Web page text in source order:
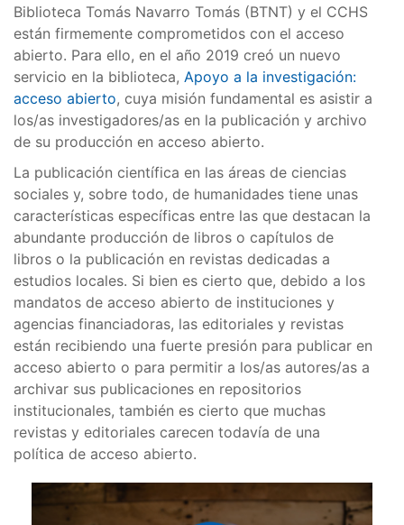
Biblioteca Tomás Navarro Tomás (BTNT) y el CCHS
están firmemente comprometidos con el acceso
abierto. Para ello, en el año 2019 creó un nuevo
servicio en la biblioteca, Apoyo a la investigación:
acceso abierto, cuya misión fundamental es asistir a
los/as investigadores/as en la publicación y archivo
de su producción en acceso abierto.
La publicación científica en las áreas de ciencias
sociales y, sobre todo, de humanidades tiene unas
características específicas entre las que destacan la
abundante producción de libros o capítulos de
libros o la publicación en revistas dedicadas a
estudios locales. Si bien es cierto que, debido a los
mandatos de acceso abierto de instituciones y
agencias financiadoras, las editoriales y revistas
están recibiendo una fuerte presión para publicar en
acceso abierto o para permitir a los/as autores/as a
archivar sus publicaciones en repositorios
institucionales, también es cierto que muchas
revistas y editoriales carecen todavía de una
política de acceso abierto.